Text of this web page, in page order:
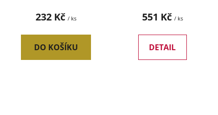
232 Kč / ks
DO KOŠÍKU
551 Kč / ks
DETAIL